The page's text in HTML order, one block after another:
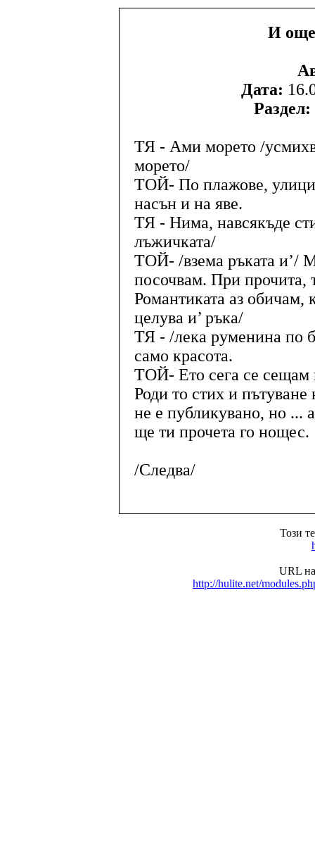
И
Дата:
Раздел:
ТЯ - Ами морето /
морето/
ТОЙ- По плажове,
насън и на яве.
ТЯ - Нима, навсякъде
лъжичката/
ТОЙ- /взема ръката и’/
посочвам. При прочита,
Романтиката аз обичам,
целува и’ ръка/
ТЯ - /лека руменина по
само красота.
ТОЙ- Ето сега се сещам
Роди то стих и пътуване
не е публикувано, но ...
ще ти прочета го нощес.
/Следва/
Този
URL
http://hulite.net/